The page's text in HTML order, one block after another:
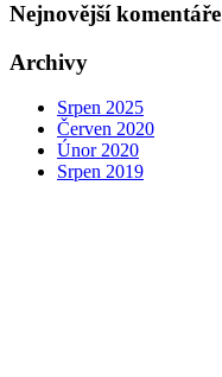
Nejnovější komentáře
Archivy
Srpen 2025
Červen 2020
Únor 2020
Srpen 2019